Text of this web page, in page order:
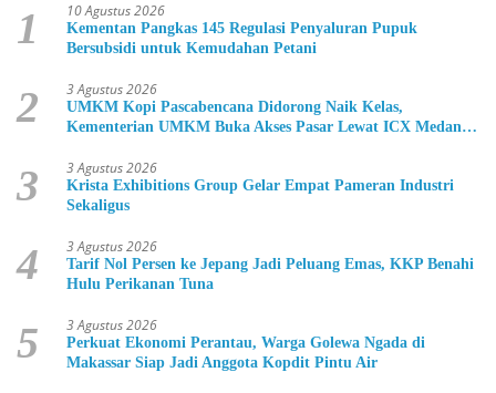
1 10 Agustus 2026
Kementan Pangkas 145 Regulasi Penyaluran Pupuk
Bersubsidi untuk Kemudahan Petani
2 3 Agustus 2026
UMKM Kopi Pascabencana Didorong Naik Kelas,
Kementerian UMKM Buka Akses Pasar Lewat ICX Medan
3 3 Agustus 2026
Krista Exhibitions Group Gelar Empat Pameran Industri
Sekaligus
4 3 Agustus 2026
Tarif Nol Persen ke Jepang Jadi Peluang Emas, KKP Benahi
Hulu Perikanan Tuna
5 3 Agustus 2026
Perkuat Ekonomi Perantau, Warga Golewa Ngada di
Makassar Siap Jadi Anggota Kopdit Pintu Air